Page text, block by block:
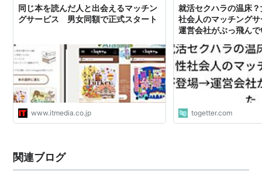
同じ本を読んだ人と出会えるマッチン
グサービス 男女同額で正式スタート
www.itmedia.co.jp
就活セクハラの温床
社会人のマッチング
運営会社がぶっ飛ん
togetter.com
関連ブログ